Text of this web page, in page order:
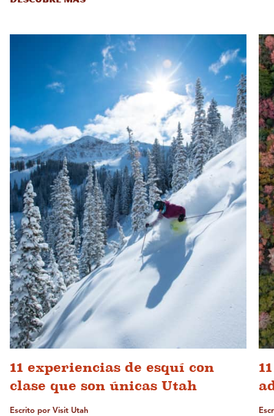
11 experiencias de esquí con
clase que son únicas Utah
Escrito por Visit Utah